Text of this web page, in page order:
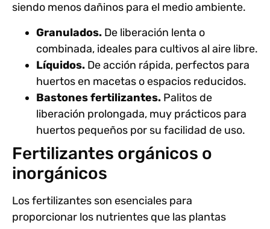
siendo menos dañinos para el medio ambiente.
Granulados. De liberación lenta o
combinada, ideales para cultivos al aire libre.
Líquidos. De acción rápida, perfectos para
huertos en macetas o espacios reducidos.
Bastones fertilizantes. Palitos de
liberación prolongada, muy prácticos para
huertos pequeños por su facilidad de uso.
Fertilizantes orgánicos o
inorgánicos
Los fertilizantes son esenciales para
proporcionar los nutrientes que las plantas